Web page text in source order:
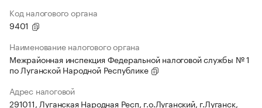
Код налогового органа
9401
Наименование налогового органа
Межрайонная инспекция Федеральной налоговой службы № 1
по Луганской Народной Республике
Адрес налоговой
291011, Луганская Народная Респ, г.о.Луганский, г.Луганск,